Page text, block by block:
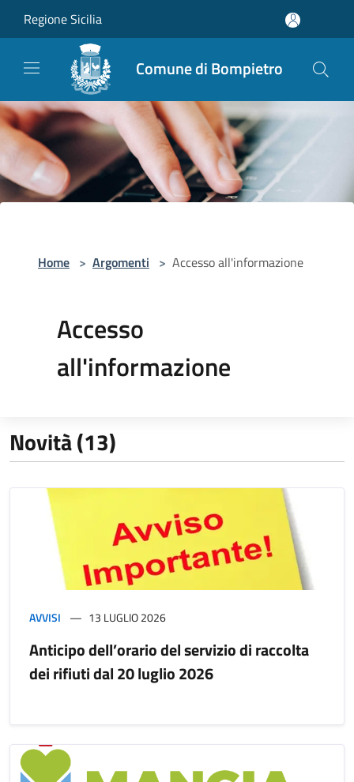
Regione Sicilia
Comune di Bompietro
Home > Argomenti > Accesso all'informazione
Accesso
all'informazione
Novità (13)
AVVISI 13 LUGLIO 2026
Anticipo dell’orario del servizio di raccolta
dei rifiuti dal 20 luglio 2026